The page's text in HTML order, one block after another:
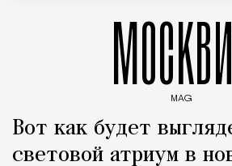
MAG
Вот как будет
световой атриум в